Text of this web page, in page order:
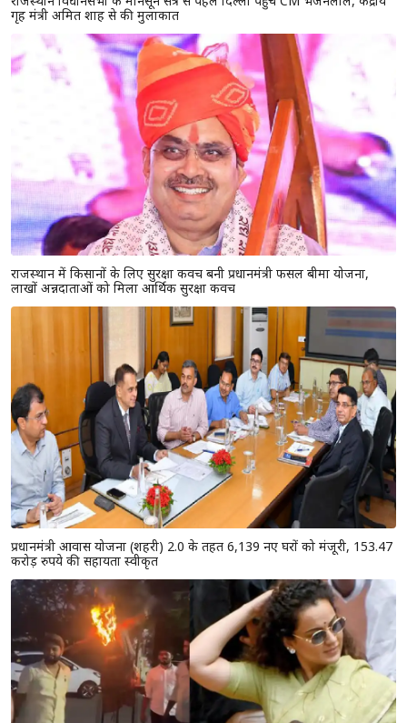
गृह मंत्री अमित शाह से की मुलाकात
राजस्थान में किसानों के लिए सुरक्षा कवच बनी प्रधानमंत्री फसल बीमा योजना,
लाखों अन्नदाताओं को मिला आर्थिक सुरक्षा कवच
प्रधानमंत्री आवास योजना (शहरी) 2.0 के तहत 6,139 नए घरों को मंजूरी, 153.47
करोड़ रुपये की सहायता स्वीकृत